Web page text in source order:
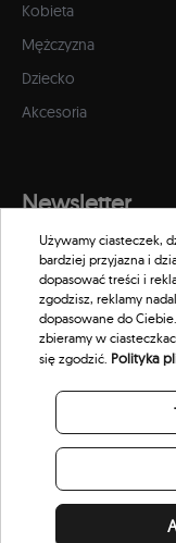
Kobieta
Mężczyzna
Dziecko
Akcesoria
Newsletter
Zapisz się do
promocjach i
Używamy ciasteczek,
bardziej przyjazna i
dopasować treści i
zgodzisz, reklamy
dopasowane do
zbieramy w
się zgodzić. Polityka